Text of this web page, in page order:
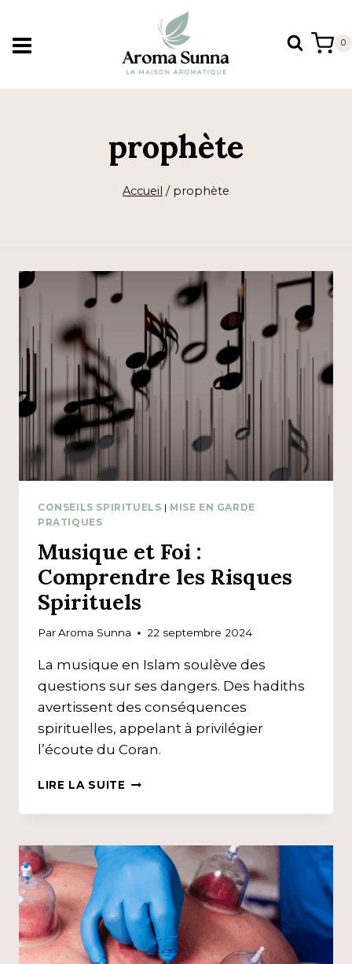
contenu
0
prophète
Accueil / prophète
CONSEILS SPIRITUELS | MISE EN GARDE
PRATIQUES
Musique et Foi :
Comprendre les Risques
Spirituels
ParAroma Sunna 22 septembre 2024
La musique en Islam soulève des
questions sur ses dangers. Des hadiths
avertissent des conséquences
spirituelles, appelant à privilégier
l’écoute du Coran.
LIRE LA SUITE MUSIQUE
FOI
COMPRENDRE
LES
RISQUES
SPIRITUELS